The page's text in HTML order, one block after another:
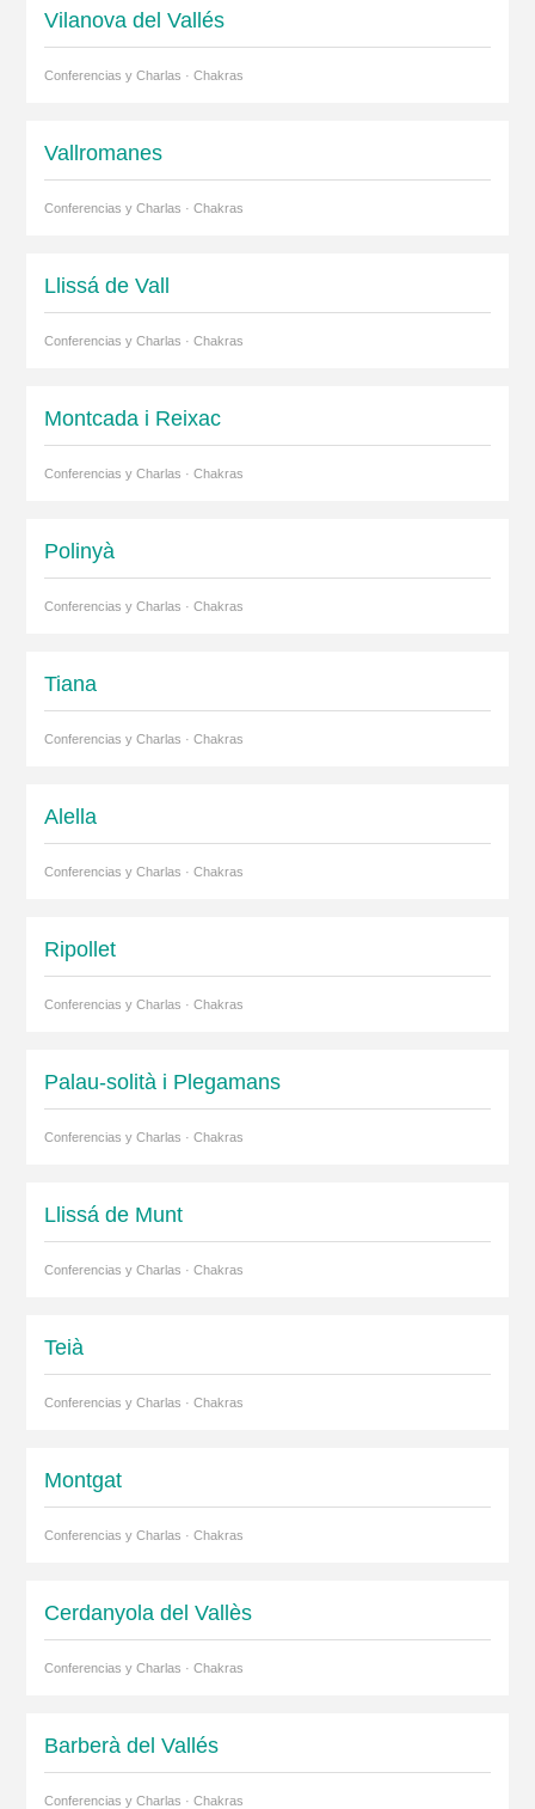
Vilanova del Vallés
Conferencias y Charlas · Chakras
Vallromanes
Conferencias y Charlas · Chakras
Llissá de Vall
Conferencias y Charlas · Chakras
Montcada i Reixac
Conferencias y Charlas · Chakras
Polinyà
Conferencias y Charlas · Chakras
Tiana
Conferencias y Charlas · Chakras
Alella
Conferencias y Charlas · Chakras
Ripollet
Conferencias y Charlas · Chakras
Palau-solità i Plegamans
Conferencias y Charlas · Chakras
Llissá de Munt
Conferencias y Charlas · Chakras
Teià
Conferencias y Charlas · Chakras
Montgat
Conferencias y Charlas · Chakras
Cerdanyola del Vallès
Conferencias y Charlas · Chakras
Barberà del Vallés
Conferencias y Charlas · Chakras